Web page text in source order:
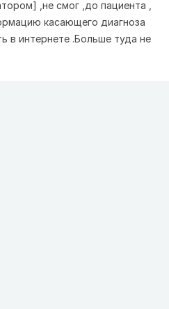
,не смог ,до пациента ,
касающего диагноза
в интернете .Больше туда не